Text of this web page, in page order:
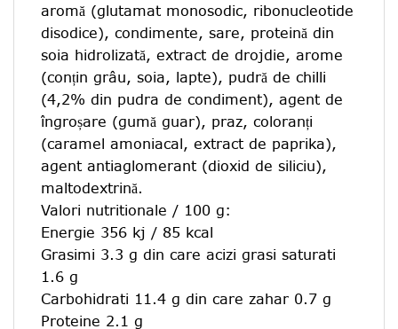
aromă (glutamat monosodic, ribonucleotide
disodice), condimente, sare, proteină din
soia hidrolizată, extract de drojdie, arome
(conțin grâu, soia, lapte), pudră de chilli
(4,2% din pudra de condiment), agent de
îngroșare (gumă guar), praz, coloranți
(caramel amoniacal, extract de paprika),
agent antiaglomerant (dioxid de siliciu),
maltodextrină.
Valori nutritionale / 100 g:
Energie 356 kj / 85 kcal
Grasimi 3.3 g din care acizi grasi saturati
1.6 g
Carbohidrati 11.4 g din care zahar 0.7 g
Proteine 2.1 g